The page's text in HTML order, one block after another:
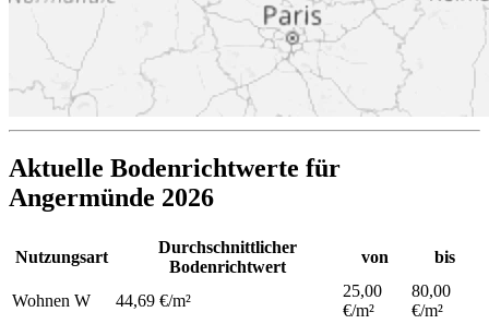
Aktuelle Bodenrichtwerte für
Angermünde 2026
Nutzungsart
Durchschnittlicher
Bodenrichtwert
von bis
Wohnen W 44,69 €/m²
25,00
€/m²
80,00
€/m²